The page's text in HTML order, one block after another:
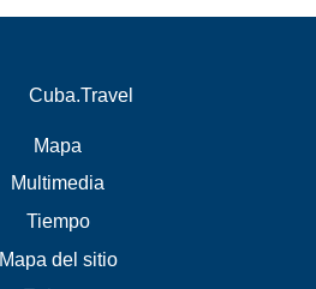
Cuba.Travel
Mapa
Multimedia
Tiempo
Mapa del sitio